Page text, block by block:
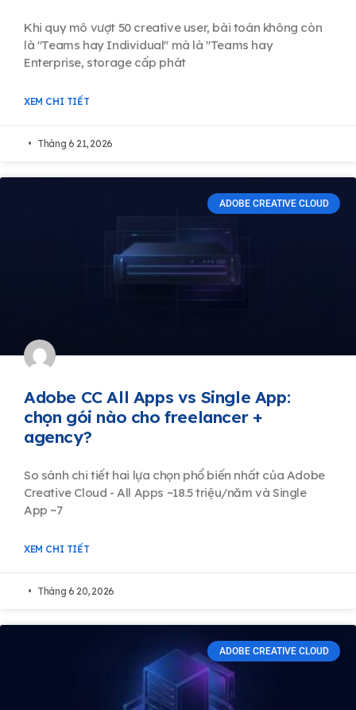
Khi quy mô vượt 50 creative user, bài toán không còn
là "Teams hay Individual" mà là "Teams hay
Enterprise, storage cấp phát
XEM CHI TIẾT
Tháng 6 21, 2026
ADOBE CREATIVE CLOUD
Adobe CC All Apps vs Single App:
chọn gói nào cho freelancer +
agency?
So sánh chi tiết hai lựa chọn phổ biến nhất của Adobe
Creative Cloud - All Apps ~18.5 triệu/năm và Single
App ~7
XEM CHI TIẾT
Tháng 6 20, 2026
ADOBE CREATIVE CLOUD